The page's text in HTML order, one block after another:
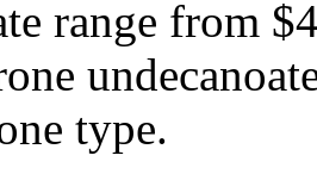
range from
type.